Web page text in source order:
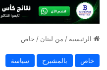
الرئيسية / من لبنان / خاص
خاص بالمشبرح سياسة